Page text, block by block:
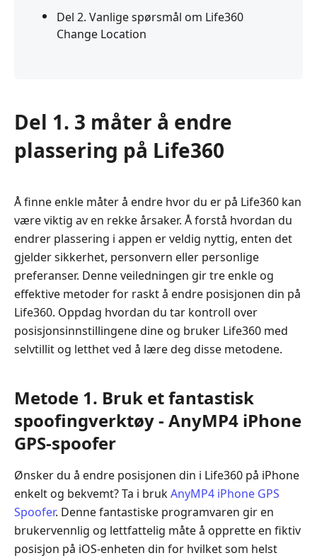
Del 2. Vanlige spørsmål om Life360
Change Location
Del 1. 3 måter å endre
plassering på Life360
Å finne enkle måter å endre hvor du er på Life360 kan
være viktig av en rekke årsaker. Å forstå hvordan du
endrer plassering i appen er veldig nyttig, enten det
gjelder sikkerhet, personvern eller personlige
preferanser. Denne veiledningen gir tre enkle og
effektive metoder for raskt å endre posisjonen din på
Life360. Oppdag hvordan du tar kontroll over
posisjonsinnstillingene dine og bruker Life360 med
selvtillit og letthet ved å lære deg disse metodene.
Metode 1. Bruk et fantastisk
spoofingverktøy - AnyMP4 iPhone
GPS-spoofer
Ønsker du å endre posisjonen din i Life360 på iPhone
enkelt og bekvemt? Ta i brukAnyMP4 iPhone GPS
Spoofer. Denne fantastiske programvaren gir en
brukervennlig og lettfattelig måte å opprette en fiktiv
posisjon på iOS‑enheten din for hvilket som helst